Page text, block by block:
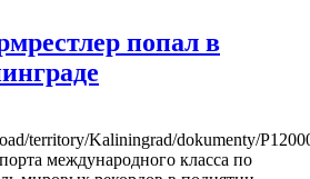
попал в
territory/Kaliningrad/dokumenty/
международного класса по